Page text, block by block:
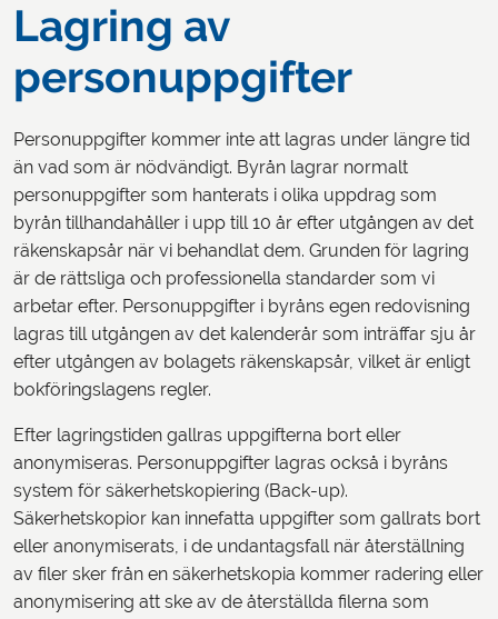
Lagring av
personuppgifter
Personuppgifter kommer inte att lagras under längre tid
än vad som är nödvändigt. Byrån lagrar normalt
personuppgifter som hanterats i olika uppdrag som
byrån tillhandahåller i upp till 10 år efter utgången av det
räkenskapsår när vi behandlat dem. Grunden för lagring
är de rättsliga och professionella standarder som vi
arbetar efter. Personuppgifter i byråns egen redovisning
lagras till utgången av det kalenderår som inträffar sju år
efter utgången av bolagets räkenskapsår, vilket är enligt
bokföringslagens regler.
Efter lagringstiden gallras uppgifterna bort eller
anonymiseras. Personuppgifter lagras också i byråns
system för säkerhetskopiering (Back-up).
Säkerhetskopior kan innefatta uppgifter som gallrats bort
eller anonymiserats, i de undantagsfall när återställning
av filer sker från en säkerhetskopia kommer radering eller
anonymisering att ske av de återställda filerna som